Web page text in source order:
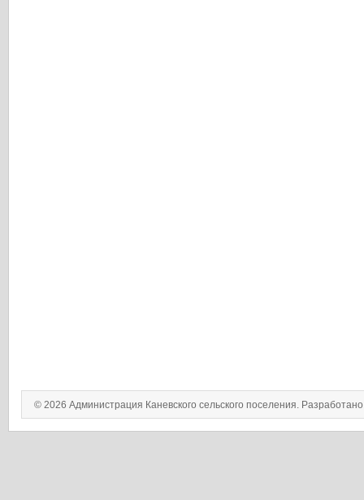
© 2026 Администрация Каневского сельского поселения.